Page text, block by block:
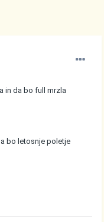
in da bo full mrzla
bo letosnje poletje